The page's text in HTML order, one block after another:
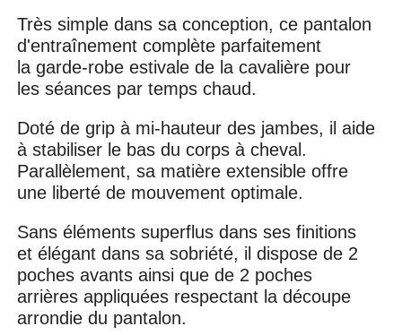
Très simple dans sa conception, ce pantalon
d'entraînement complète parfaitement
la garde-robe estivale de la cavalière pour
les séances par temps chaud.
Doté de grip à mi-hauteur des jambes, il aide
à stabiliser le bas du corps à cheval.
Parallèlement, sa matière extensible offre
une liberté de mouvement optimale.
Sans éléments superflus dans ses finitions
et élégant dans sa sobriété, il dispose de 2
poches avants ainsi que de 2 poches
arrières appliquées respectant la découpe
arrondie du pantalon.